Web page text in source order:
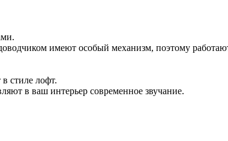
имеют особый механизм, поэтому
стиле лофт.
в ваш интерьер современное звучание.